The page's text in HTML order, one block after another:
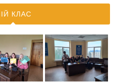
КЛАС